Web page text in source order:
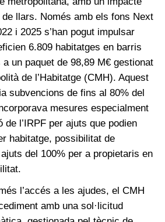
llars. Només amb els fons Next
i 2025 s’han pogut impulsar
6.809 habitatges en barris
un paquet de 98,89 M€ gestionat
de l’Habitatge (CMH). Aquest
subvencions de fins al 80% del
mesures especialment
l’IRPF per ajuts que podien
habitatge, possibilitat de
del 100% per a propietaris en
l’accés a les ajudes, el CMH
amb una sol·licitud